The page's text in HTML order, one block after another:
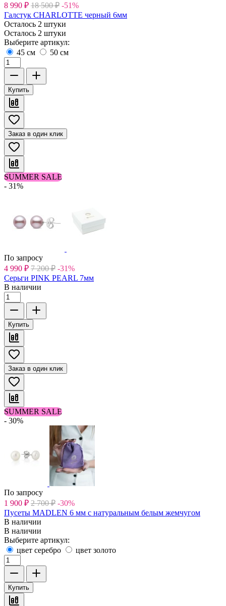
8 990 ₽ 18 500 ₽ -51%
Галстук CHARLOTTE черный 6мм
Осталось 2 штуки
Осталось 2 штуки
Выберите артикул:
45 см
50 см
Купить
Заказ в один клик
SUMMER SALE
- 31%
По запросу
4 990 ₽ 7 200 ₽ -31%
Серьги PINK PEARL 7мм
В наличии
Купить
Заказ в один клик
SUMMER SALE
- 30%
По запросу
1 900 ₽ 2 700 ₽ -30%
Пусеты MADLEN 6 мм с натуральным белым жемчугом
В наличии
В наличии
Выберите артикул:
цвет серебро
цвет золото
Купить